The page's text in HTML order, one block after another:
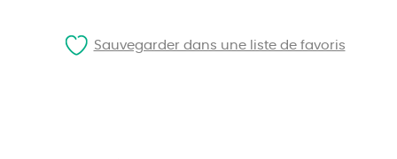
Sauvegarder dans une liste de favoris